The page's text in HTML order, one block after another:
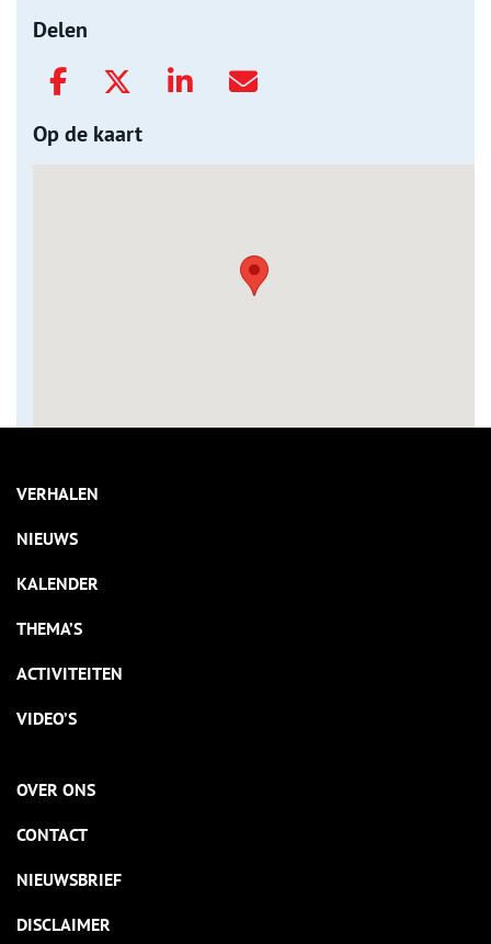
Delen
Op de kaart
VERHALEN
NIEUWS
KALENDER
THEMA’S
ACTIVITEITEN
VIDEO’S
OVER ONS
CONTACT
NIEUWSBRIEF
DISCLAIMER